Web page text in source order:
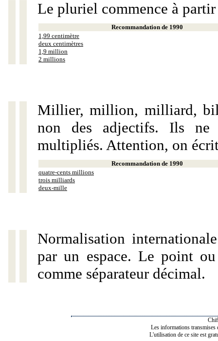
Le pluriel commence à
Recommandation de 1990
1,99 centimètre
deux centimètres
1,9 million
2 millions
Millier, million, milliard,
non des adjectifs. Ils ne
multipliés. Attention, on
Recommandation de 1990
quatre-cents millions
trois milliards
deux-mille
Normalisation
par un espace. Le point
comme séparateur décimal.
Les informations transmises
L'utilisation de ce site est